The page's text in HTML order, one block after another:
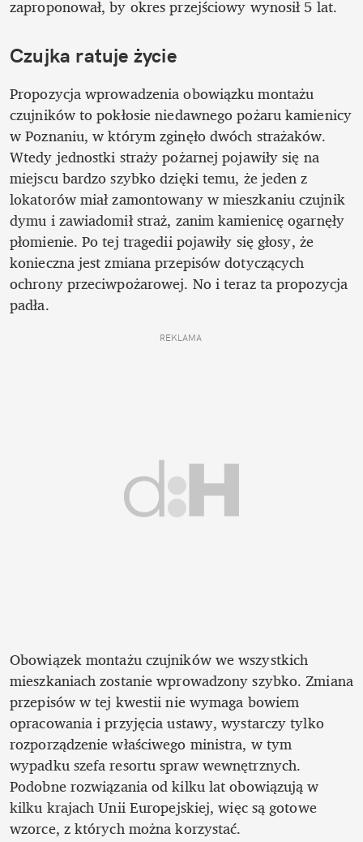
zaproponował, by okres przejściowy wynosił 5 lat.
Czujka ratuje życie
Propozycja wprowadzenia obowiązku montażu
czujników to pokłosie niedawnego pożaru kamienicy
w Poznaniu, w którym zginęło dwóch strażaków.
Wtedy jednostki straży pożarnej pojawiły się na
miejscu bardzo szybko dzięki temu, że jeden z
lokatorów miał zamontowany w mieszkaniu czujnik
dymu i zawiadomił straż, zanim kamienicę ogarnęły
płomienie. Po tej tragedii pojawiły się głosy, że
konieczna jest zmiana przepisów dotyczących
ochrony przeciwpożarowej. No i teraz ta propozycja
padła.
REKLAMA
Obowiązek montażu czujników we wszystkich
mieszkaniach zostanie wprowadzony szybko. Zmiana
przepisów w tej kwestii nie wymaga bowiem
opracowania i przyjęcia ustawy, wystarczy tylko
rozporządzenie właściwego ministra, w tym
wypadku szefa resortu spraw wewnętrznych.
Podobne rozwiązania od kilku lat obowiązują w
kilku krajach Unii Europejskiej, więc są gotowe
wzorce, z których można korzystać.